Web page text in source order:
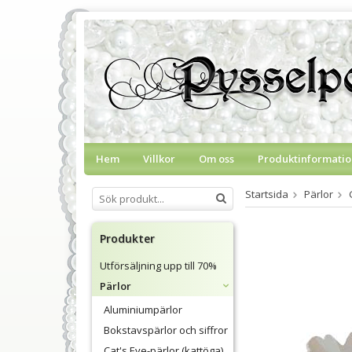
Hem Villkor Om oss
Produkter
Utförsäljning upp till 70%
Pärlor
Aluminiumpärlor
Bokstavspärlor och siffror
Startsida Pärlor